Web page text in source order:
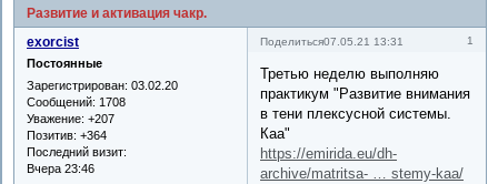
Развитие и активация чакр.
Поделиться 1
07.05.21 13:31
exorcist
Постоянные
Зарегистрирован: 03.02.20
Сообщений: 1708
Уважение: +207
Позитив: +364
Последний визит:
Вчера 23:46
Третью неделю выполняю
практикум "Развитие внимания
в тени плексусной системы.
Каа"
https://emirida.eu/dh-
archive/matritsa- … stemy-kaa/